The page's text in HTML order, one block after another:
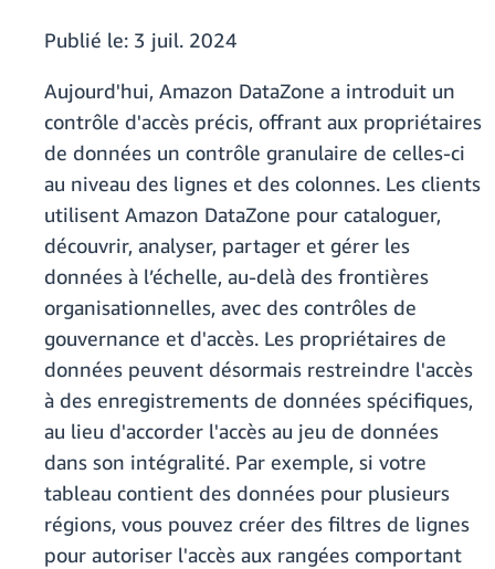
Publié le: 3 juil. 2024
Aujourd'hui, Amazon DataZone a introduit un
contrôle d'accès précis, offrant aux propriétaires
de données un contrôle granulaire de celles-ci
au niveau des lignes et des colonnes. Les clients
utilisent Amazon DataZone pour cataloguer,
découvrir, analyser, partager et gérer les
données à l’échelle, au-delà des frontières
organisationnelles, avec des contrôles de
gouvernance et d'accès. Les propriétaires de
données peuvent désormais restreindre l'accès
à des enregistrements de données spécifiques,
au lieu d'accorder l'accès au jeu de données
dans son intégralité. Par exemple, si votre
tableau contient des données pour plusieurs
régions, vous pouvez créer des filtres de lignes
pour autoriser l'accès aux rangées comportant